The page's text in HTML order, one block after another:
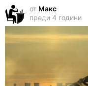
от Макс
преди 4 години